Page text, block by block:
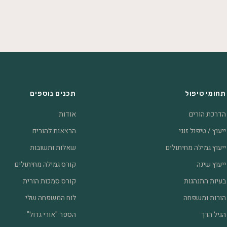
תחומי טיפול
הדרכת הורים
ייעוץ / טיפול זוגי
ייעוץ גמילה מחיתולים
ייעוץ שינה
בעיות התנהגות
הורות ומשפחה
הגיל הרך
תכנים נוספים
אודות
הרצאות להורים
שאלות ותשובות
קורס גמילה מחיתולים
קורס סמכות הורית
לוח המשפחה שלי
הספר "אורי גדול"